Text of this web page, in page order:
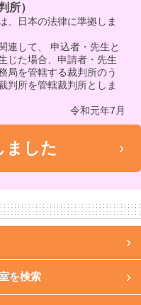
所）
、日本の法律に準拠しま
連して、 申込者・先生と
じた場合、申請者・先生
局を管轄する裁判所のう
判所を管轄裁判所としま
令和元年7月
を検索